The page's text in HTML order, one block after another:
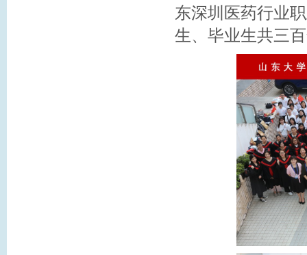
东深圳医药行业
生、毕业生共三